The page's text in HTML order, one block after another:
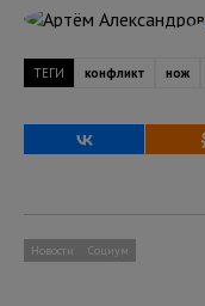
ТЕГИ конфликт нож
Новости Социум